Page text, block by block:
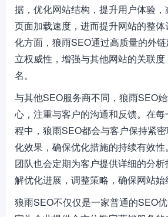
据，优化网站结构，提升用户体验
页面加载速度，进而提升网站的整
化方面，狼雨SEO通过高质量的外
立权威性，增强与其他网站的关联
名。
与其他SEO服务商不同，狼雨SEO
心，注重与客户的沟通和反馈。在
程中，狼雨SEO都会与客户保持紧
化效果，确保优化措施的持续有效
团队也会定期为客户提供详细的分
解优化进展，调整策略，确保网站始
狼雨SEO不仅仅是一家普通的SEO